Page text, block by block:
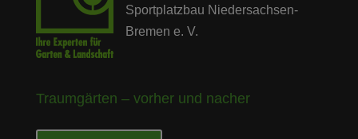
Sportplatzbau Niedersachsen-
Bremen e. V.
Traumgärten – vorher und nacher